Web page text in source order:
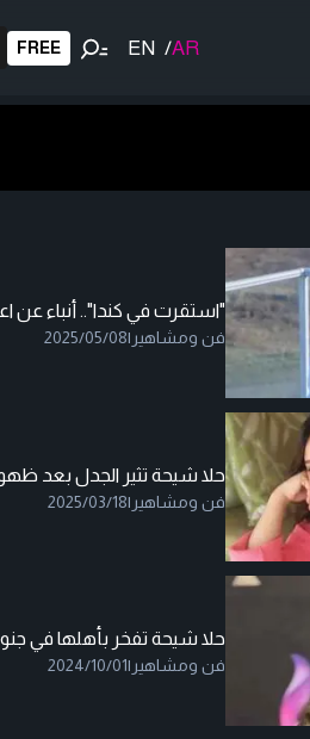
AR
/
EN
FREE
"استقرت في كندا".. أنباء عن
فن ومشاهير |
2025/05/08
حلا شيحة تثير الجدل بعد
فن ومشاهير |
2025/03/18
حلا شيحة تفخر بأهلها في
فن ومشاهير |
2024/10/01